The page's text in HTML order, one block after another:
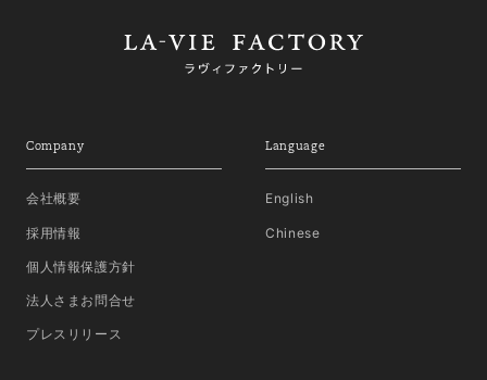
Company
会社概要
採用情報
個人情報保護方針
法人さまお問合せ
プレスリリース
Language
English
Chinese